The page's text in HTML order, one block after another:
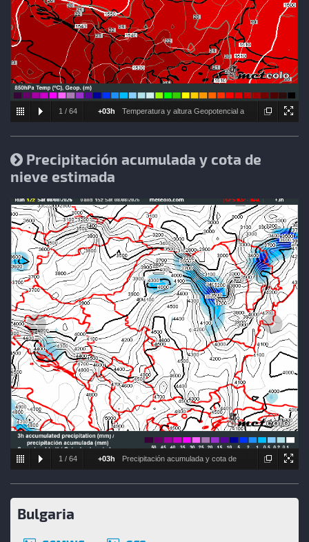
1 / 64 +03h Temperatura y altura Geopotencial a
Precipitación acumulada y cota de
nieve estimada
1 / 64 +03h Precipitación acumulada y cota de
Bulgaria